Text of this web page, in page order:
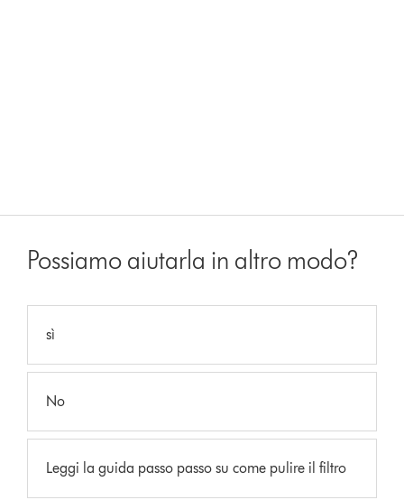
Possiamo aiutarla in altro modo?
sì
No
Leggi la guida passo passo su come pulire il filtro